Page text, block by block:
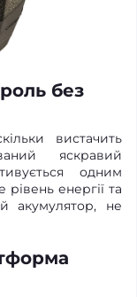
без
вистачить
яскравий
одним
енергії та
акумулятор, не